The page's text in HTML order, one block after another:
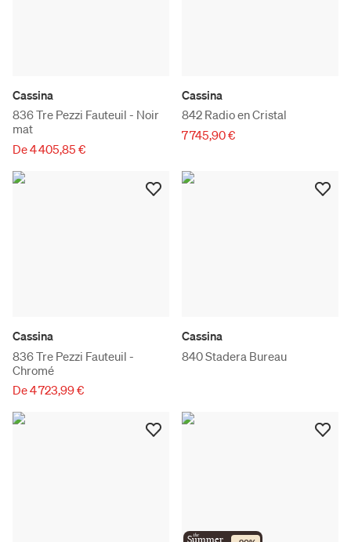
Cassina
836 Tre Pezzi Fauteuil - Noir
mat
De 4 405,85 €
Cassina
842 Radio en Cristal
7 745,90 €
Cassina
836 Tre Pezzi Fauteuil -
Chromé
De 4 723,99 €
Cassina
840 Stadera Bureau
the